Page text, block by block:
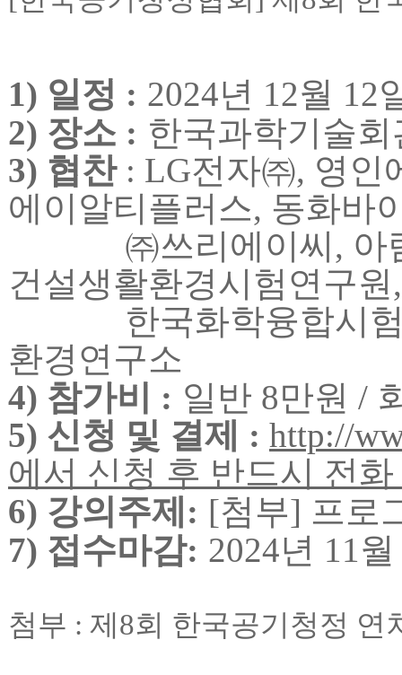
1) 일정 : 2024년 12월 12
2) 장소 : 한국과학기술
3) 협찬 : LG전자㈜, 영인
에이알티플러스, 동화바
㈜쓰리에이씨 , 아
건설생활환경시험연구원,
한국화학융합시험
환경연구소
4) 참가비 : 일반 8만원 /
5) 신청 및 결제 : http://
에서 신청 후 반드시 전
6) 강의주제 : [첨부] 프로
7) 접수마감: 2024년 11
첨부 : 제8회 한국공기청정